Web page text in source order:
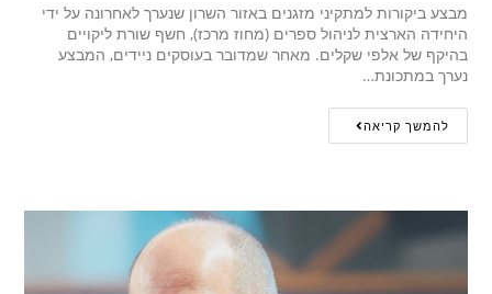
מבצע ביקורות למתקיני מזגנים באזור השרון שנערך לאחרונה על ידי
היחידה הארצית לניהול ספרים (מחוז מרכז), חשף שורת ליקויים
בהיקף של אלפי שקלים. מאחר שמדובר בעוסקים ניידים, המבצע
נערך במתכונת…
להמשך קריאה